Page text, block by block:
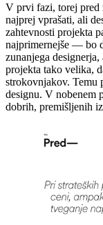
V prvi fazi, torej pred
najprej vprašati, ali
zahtevnosti projekta
najprimernejše — bo
zunanjega
projekta tako velika,
strokovnjakov. Temu
designu. V nobenem
dobrih, premišljenih